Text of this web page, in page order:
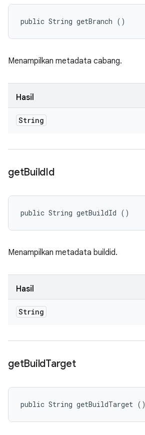
public String getBranch ()
Menampilkan metadata cabang.
Hasil
String
getBuildId
public String getBuildId ()
Menampilkan metadata buildid.
Hasil
String
getBuildTarget
public String getBuildTarget ()